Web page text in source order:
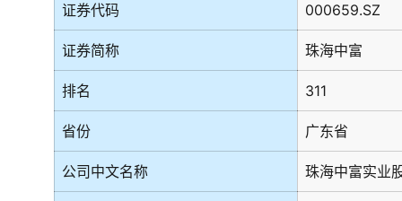
证券代码 000659.SZ
证券简称 珠海中富
排名 311
省份 广东省
公司中文名称 珠海中富实业